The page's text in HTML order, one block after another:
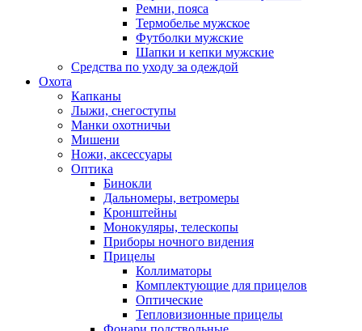
Ремни, пояса
Термобелье мужское
Футболки мужские
Шапки и кепки мужские
Средства по уходу за одеждой
Охота
Капканы
Лыжи, снегоступы
Манки охотничьи
Мишени
Ножи, аксессуары
Оптика
Бинокли
Дальномеры, ветромеры
Кронштейны
Монокуляры, телескопы
Приборы ночного видения
Прицелы
Коллиматоры
Комплектующие для прицелов
Оптические
Тепловизионные прицелы